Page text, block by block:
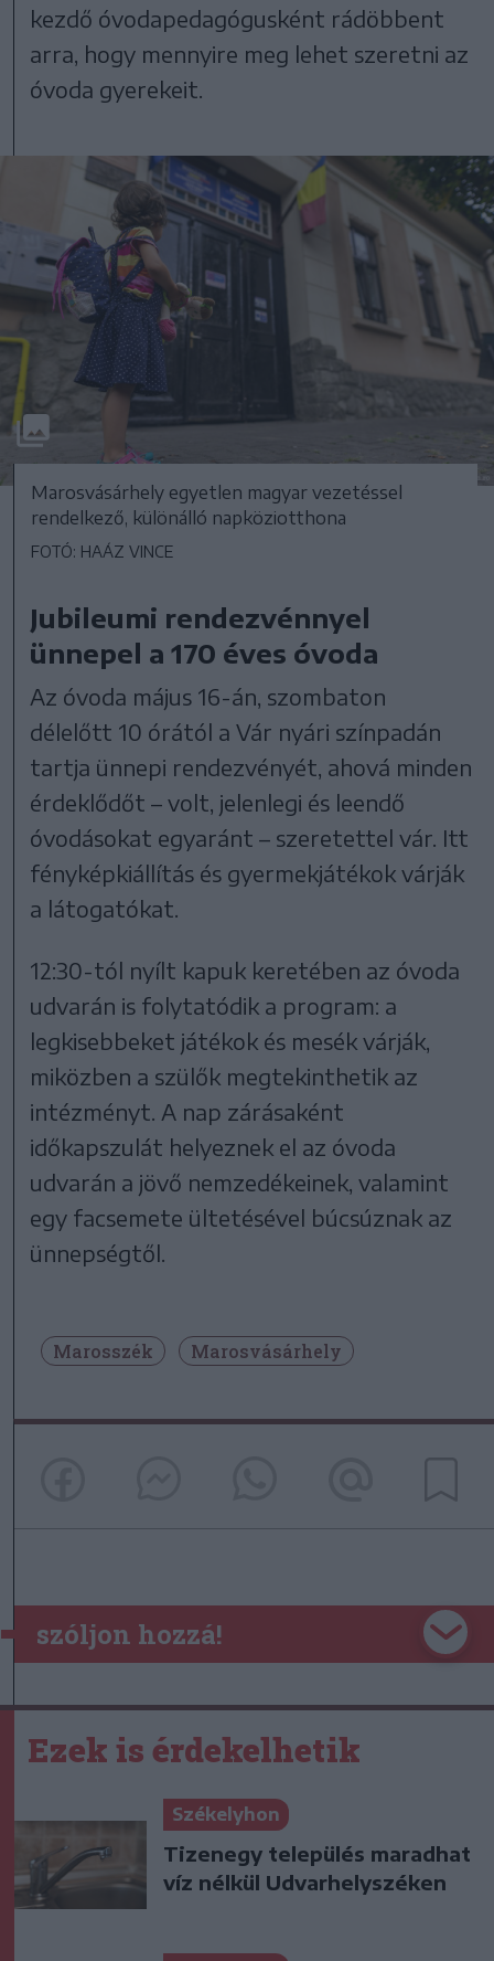
kezdő óvodapedagógusként rádöbbent
arra, hogy mennyire meg lehet szeretni az
óvoda gyerekeit.
Marosvásárhely egyetlen magyar vezetéssel
rendelkező, különálló napköziotthona
FOTÓ: HAÁZ VINCE
Jubileumi rendezvénnyel
ünnepel a 170 éves óvoda
Az óvoda május 16-án, szombaton
délelőtt 10 órától a Vár nyári színpadán
tartja ünnepi rendezvényét, ahová minden
érdeklődőt – volt, jelenlegi és leendő
óvodásokat egyaránt – szeretettel vár. Itt
fényképkiállítás és gyermekjátékok várják
a látogatókat.
12:30-tól nyílt kapuk keretében az óvoda
udvarán is folytatódik a program: a
legkisebbeket játékok és mesék várják,
miközben a szülők megtekinthetik az
intézményt. A nap zárásaként
időkapszulát helyeznek el az óvoda
udvarán a jövő nemzedékeinek, valamint
egy facsemete ültetésével búcsúznak az
ünnepségtől.
Marosszék Marosvásárhely
szóljon hozzá!
Ezek is érdekelhetik
Székelyhon
Tizenegy település maradhat
víz nélkül Udvarhelyszéken